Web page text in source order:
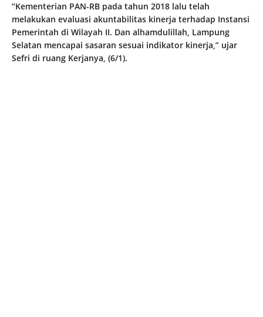
“Kementerian PAN-RB pada tahun 2018 lalu telah
melakukan evaluasi akuntabilitas kinerja terhadap Instansi
Pemerintah di Wilayah II. Dan alhamdulillah, Lampung
Selatan mencapai sasaran sesuai indikator kinerja,” ujar
Sefri di ruang Kerjanya, (6/1).